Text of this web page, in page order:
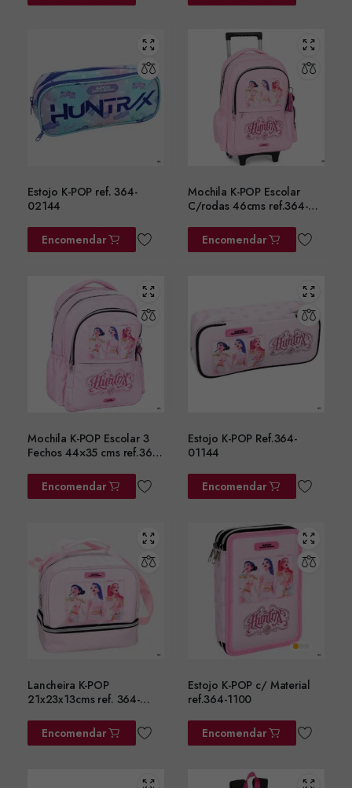
Estojo K-POP ref. 364-
02144
Encomendar
Mochila K-POP Escolar
C/rodas 46cms ref.364-
Encomendar
Mochila K-POP Escolar 3
Fechos 44×35 cms ref.364-
Encomendar
Estojo K-POP Ref.364-
01144
Encomendar
Lancheira K-POP
21x23x13cms ref. 364-
Encomendar
Estojo K-POP c/ Material
ref.364-1100
Encomendar